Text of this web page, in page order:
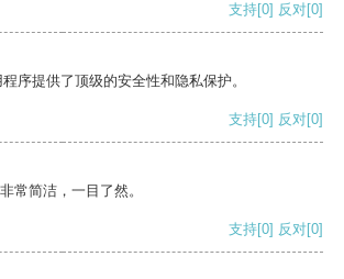
支持[0] 反对[0]
序提供了顶级的安全性和隐私保护。
支持[0] 反对[0]
常简洁，一目了然。
支持[0] 反对[0]